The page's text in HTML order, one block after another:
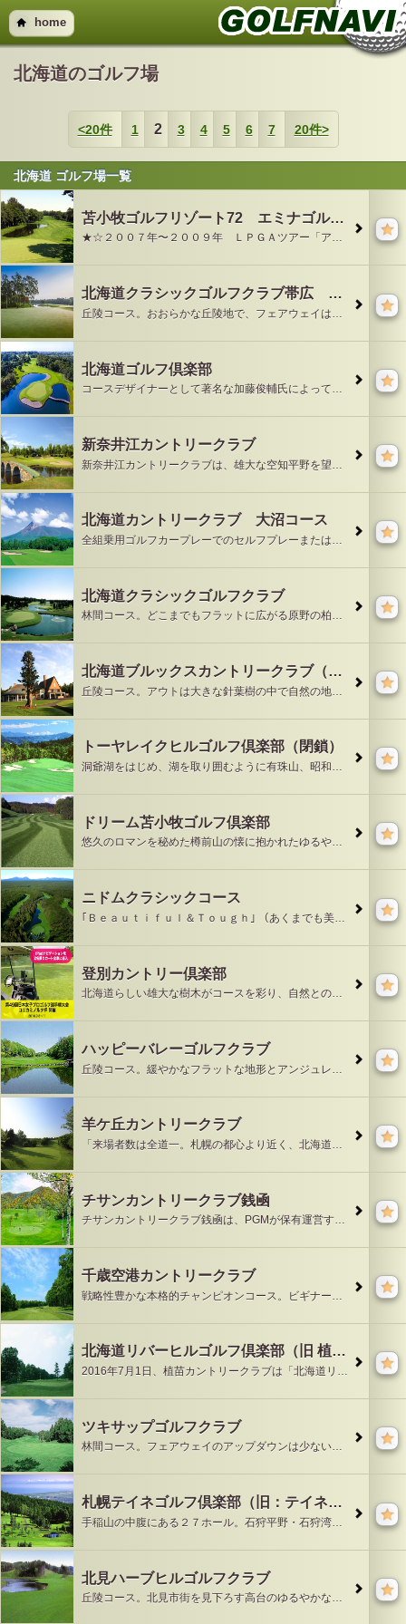
home
北海道のゴルフ場
<20件 1 2 3 4 5 6 7 20件>
北海道 ゴルフ場一覧
苫小牧ゴルフリゾート72 エミナゴルフクラブ（旧・三井観光苫小牧ゴルフクラブ）
★☆２００７年〜２００９年 ＬＰＧＡツアー「アクサレディスゴルフトーナメント」開催ゴルフ場☆★★☆２００９年 ＰＧＡ資格認定最終プロテスト開催ゴルフ場☆★超ロ
北海道クラシックゴルフクラブ帯広 クラシックコース（北海道クラシックＧＣ 帯広Ｃ）
北海道ゴルフ倶楽部
コースデザイナーとして著名な加藤俊輔氏によって設計された２タイプの戦略的なコース。イーグルコースは水面を多く取り入れた美しい景観と安定感のある広々としたアメリカ
新奈井江カントリークラブ
北海道カントリークラブ 大沼コース
全組乗用ゴルフカープレーでのセルフプレーまたはキャディ付の選択となります。フェアウェイ乗入れ可能な乗用ゴルフカーでの、北海道らしい開放感あふれるコースで、快適な
北海道クラシックゴルフクラブ
林間コース。どこまでもフラットに広がる原野の柏の喬木をくり抜いたようなレイアウトで、池が絡むホール、バンカーがガードするホールなど、バラエティに富み、それぞれが
北海道ブルックスカントリークラブ（旧 苫小牧カントリー倶楽部ブルックスコース）
トーヤレイクヒルゴルフ倶楽部（閉鎖）
洞爺湖をはじめ、湖を取り囲むように有珠山、昭和新山そして遥かにニセコ連峰、羊蹄山、山頂近くからは噴火湾までもが一望できる自慢の大パノラマ。この雄大な風景を眺めな
ドリーム苫小牧ゴルフ倶楽部
悠久のロマンを秘めた樽前山の懐に抱かれたゆるやかな丘陵地帯の中に18ホールズが展開。森あり、湖ありの眺望のすばらしい自然を余す所なく取り入れたコースとして道内は
ニドムクラシックコース
登別カントリー倶楽部
北海道らしい雄大な樹木がコースを彩り、自然との調和が楽しめる。ビギナーも好スコアーが期待出来る広々としたコースです。プレー終了後には車で10分の所に名湯”登別温
ハッピーバレーゴルフクラブ
羊ケ丘カントリークラブ
「来場者数は全道一。札幌の都心より近く、北海道で最も愛されているコース。」札幌市中心部より10Km。都心より最もアクセスの良いゴルフ場です。毎年４万名程のお客様
チサンカントリークラブ銭凾
チサンカントリークラブ銭凾は、PGMが保有運営するゴルフ場です。PGMカードがご利用いただけます。札幌と小樽のほぼ中間に位置し、眼下に石狩湾を望み、三方を山に囲
千歳空港カントリークラブ
北海道リバーヒルゴルフ倶楽部（旧 植苗カントリークラブ）
2016年7月1日、植苗カントリークラブは「北海道リバーヒルゴルフ倶楽部」として生まれ変わります！ 植苗カントリークラブは、2016年7月1日より「北海道リバー
ツキサップゴルフクラブ
林間コース。フェアウェイのアップダウンは少ない。各ホールは松・白樺の自生林でセパレートされている。グリーンは大きくベントの１グリーン。アウト・インともにミドルホ
札幌テイネゴルフ倶楽部（旧：テイネオリンピアゴルフクラブ）
北見ハーブヒルゴルフクラブ
丘陵コース。北見市街を見下ろす高台のゆるやかな地形に アウトは林帯に緑を多く残した林間風に、そしてインはヒース風の丈の長い草地でセパレートされたスコティッシュな